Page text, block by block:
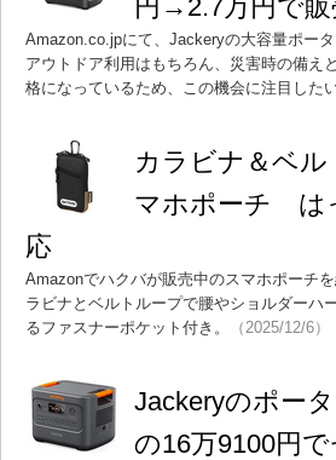
円→2.7万円で販
Amazon.co.jpにて、Jackeryの大容量ポー
アウトドア利用はもちろん、災害時の備え
格になっているため、この機会に注目したい
カラビナ＆ベ
マホポーチ は
応
Amazonでハクバが販売中のスマホポーチ
ラビナとベルトループで腰やショルダーハ
るファスナーポケット付き。
（2025/12/6）
Jackeryのポー
の16万9100円